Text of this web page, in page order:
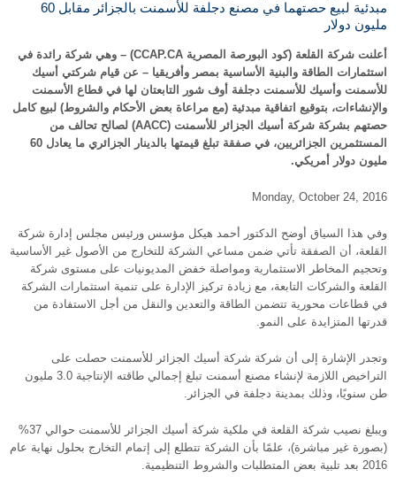
مبدئية لبيع حصتهما في مصنع دجلفة للأسمنت بالجزائر مقابل 60
مليون دولار
أعلنت شركة القلعة (كود البورصة المصرية CCAP.CA) – وهي شركة رائدة في
استثمارات الطاقة والبنية الأساسية بمصر وأفريقيا – عن قيام شركتي أسيك
للأسمنت وأسيك للأسمنت دجلفة أوف شور التابعتان لها في قطاع الأسمنت
والإنشاءات، بتوقيع اتفاقية مبدئية (مع مراعاة بعض الأحكام والشروط) لبيع كامل
حصتهم بشركة شركة أسيك الجزائر للأسمنت (AACC) لصالح تحالف من
المستثمرين الجزائريين، في صفقة تبلغ قيمتها بالدينار الجزائري ما يعادل 60
مليون دولار أمريكي.
Monday, October 24, 2016
وفي هذا السياق أوضح الدكتور أحمد هيكل مؤسس ورئيس مجلس إدارة شركة
القلعة، أن الصفقة تأتي ضمن مساعي الشركة للتخارج من الأصول غير الأساسية
وتحجيم المخاطر الاستثمارية ومواصلة خفض المديونيات على مستوى شركة
القلعة والشركات التابعة، مع زيادة تركيز الإدارة على تنمية استثمارات الشركة
في قطاعات محورية تتضمن الطاقة والتعدين والنقل من أجل الاستفادة من
قدرتها المتزايدة على النمو.
وتجدر الإشارة إلى أن شركة شركة أسيك الجزائر للأسمنت حصلت على
التراخيص اللازمة لإنشاء مصنع أسمنت تبلغ إجمالي طاقته الإنتاجية 3.0 مليون
طن سنويًا، وذلك بمدينة دجلفة في الجزائر.
ويبلغ نصيب شركة القلعة في ملكية شركة أسيك الجزائر للأسمنت حوالي 37%
(بصورة غير مباشرة)، علمًا بأن الشركة تتطلع إلى إتمام التخارج بحلول نهاية عام
2016 بعد تلبية بعض المتطلبات والشروط التنظيمية.